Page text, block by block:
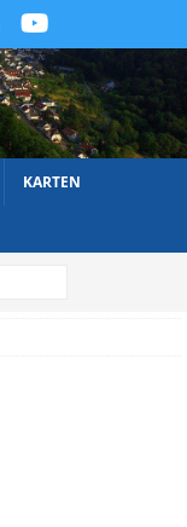
KARTEN